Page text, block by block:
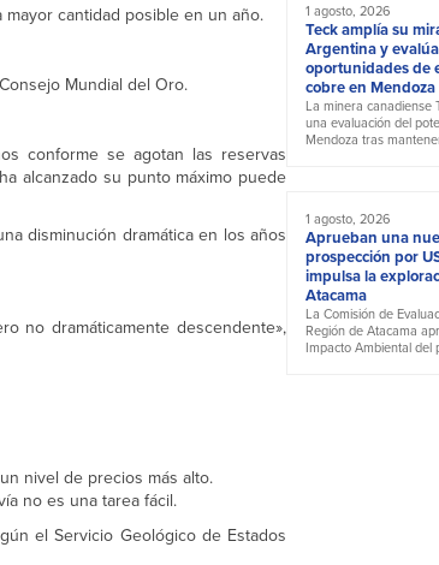
cantidad posible en un año.
Mundial del Oro.
conforme se agotan las reservas
alcanzado su punto máximo puede
disminución dramática en los años
no dramáticamente descendente»,
nivel de precios más alto.
no es una tarea fácil.
el Servicio Geológico de Estados
1 agosto, 2026
Teck amplía su
Argentina y
oportunidades de
cobre en Mendoza
La minera canadiense
una evaluación del
Mendoza tras
1 agosto, 2026
Aprueban una
prospección por
impulsa la
Atacama
La Comisión de
Región de Atacama
Impacto Ambiental del